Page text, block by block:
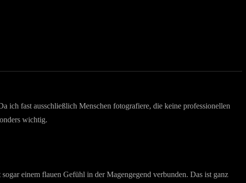
ich fast ausschließlich Menschen fotografiere, die keine professionellen
wichtig.
einem flauen Gefühl in der Magengegend verbunden. Das ist ganz